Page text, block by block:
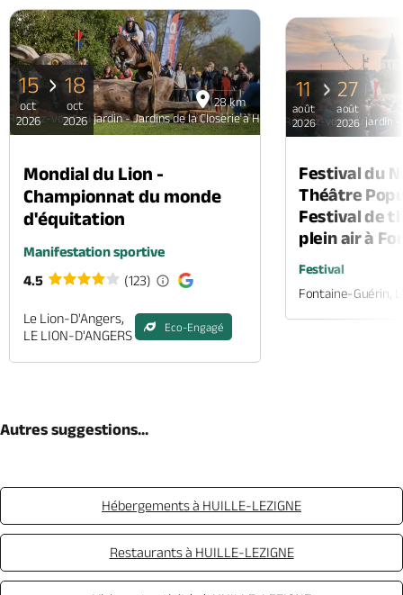
28 km
Rendez-vous au jardin - Jardins de la Closerie à Huillé
15
oct
2026
18
oct
2026
Mondial du Lion -
Championnat du monde
d'équitation
Manifestation sportive
4.5
(123)
Le Lion-D'Angers,
LE LION-D'ANGERS
Eco-Engagé
Rendez-vous au jardin
11
août
2026
27
août
2026
Festival du
Théâtre
Festival de
plein air à
Festival
Fontaine-Guérin,
Autres suggestions...
Hébergements à HUILLE-LEZIGNE
Restaurants à HUILLE-LEZIGNE